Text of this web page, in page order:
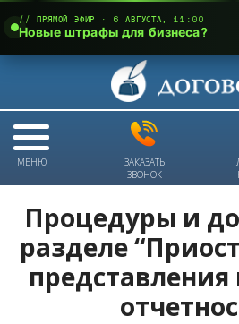
МЕНЮ
ЗАКАЗАТЬ
ЗВОНОК
Процедуры и
разделе
представления
// ПРЯМОЙ ЭФИР · 6 АВГУСТА, 11:00
Новые штрафы для бизнеса?